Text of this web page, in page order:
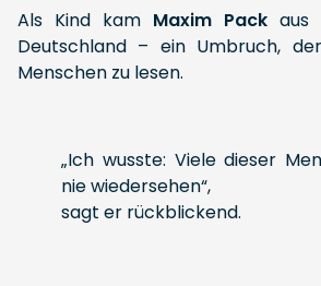
Als Kind kam Maxim Pack aus
Deutschland – ein Umbruch,
Menschen zu lesen.
„Ich wusste: Viele dieser
nie wiedersehen“,
sagt er rückblickend.